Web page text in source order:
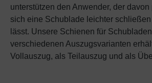
unterstützen den Anwender, der davon
sich eine Schublade leichter
lässt. Unsere Schienen für
verschiedenen Auszugsvarianten
Vollauszug, als Teilauszug und als